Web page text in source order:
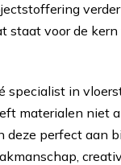
staat voor de
specialist in
materialen niet
deze perfect aan